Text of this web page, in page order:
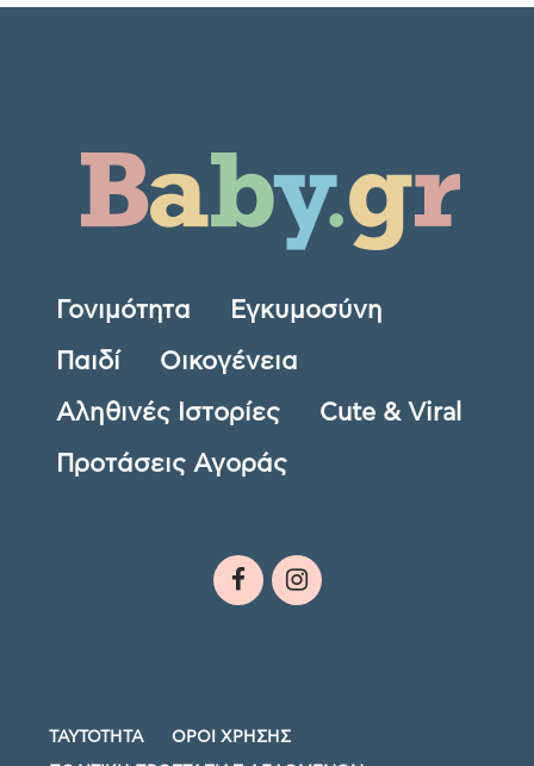
Γονιμότητα Εγκυμοσύνη
Παιδί Οικογένεια
Αληθινές Ιστορίες Cute & Viral
Προτάσεις Αγοράς
ΤΑΥΤΟΤΗΤΑ ΟΡΟΙ ΧΡΗΣΗΣ